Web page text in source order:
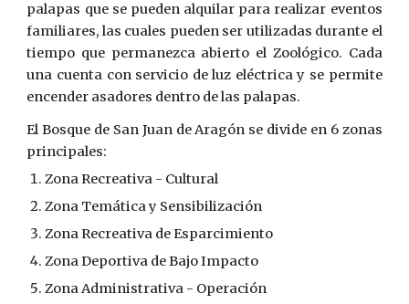
palapas que se pueden alquilar para realizar eventos
familiares, las cuales pueden ser utilizadas durante el
tiempo que permanezca abierto el Zoológico. Cada
una cuenta con servicio de luz eléctrica y se permite
encender asadores dentro de las palapas.
El Bosque de San Juan de Aragón se divide en 6 zonas
principales:
Zona Recreativa - Cultural
Zona Temática y Sensibilización
Zona Recreativa de Esparcimiento
Zona Deportiva de Bajo Impacto
Zona Administrativa - Operación